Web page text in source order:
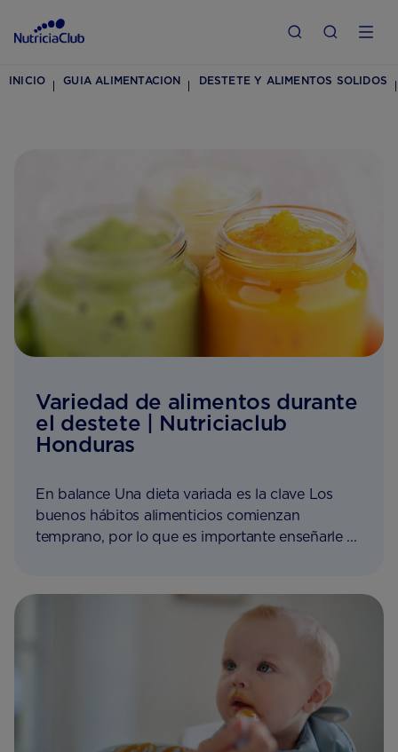
INICIO GUIA ALIMENTACION DESTETE Y ALIMENTOS SOLIDOS
Variedad de alimentos durante
el destete | Nutriciaclub
Honduras
En balance Una dieta variada es la clave Los
buenos hábitos alimenticios comienzan
temprano, por lo que es importante enseñarle ...